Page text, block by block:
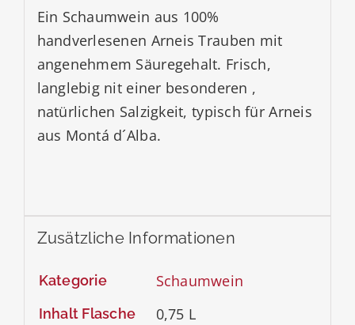
Ein Schaumwein aus 100%
handverlesenen Arneis Trauben mit
angenehmem Säuregehalt. Frisch,
langlebig nit einer besonderen ,
natürlichen Salzigkeit, typisch für Arneis
aus Montá d´Alba.
Zusätzliche Informationen
Kategorie Schaumwein
Inhalt Flasche 0,75 L